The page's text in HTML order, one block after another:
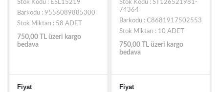
Stok Kodu : ESL15219
Barkodu : 9556089885300
Stok Miktarı : 58 ADET
750,00 TL üzeri kargo
bedava
Fiyat
Stok Kodu : ST126521981-
74364
Barkodu : C8681917502553
Stok Miktarı : 10 ADET
750,00 TL üzeri kargo
bedava
Fiyat